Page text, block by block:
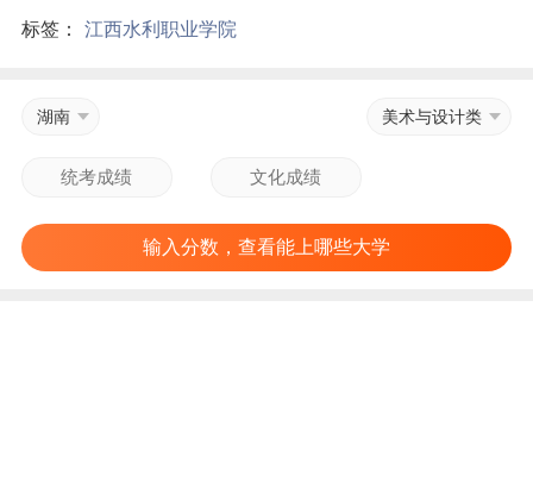
标签： 江西水利职业学院
湖南 美术与设计类
输入分数，查看能上哪些大学